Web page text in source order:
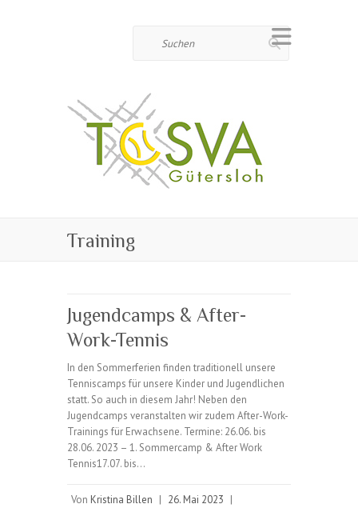
Training
Jugendcamps & After-
Work-Tennis
In den Sommerferien finden traditionell unsere
Tenniscamps für unsere Kinder und Jugendlichen
statt. So auch in diesem Jahr! Neben den
Jugendcamps veranstalten wir zudem After-Work-
Trainings für Erwachsene. Termine: 26.06. bis
28.06. 2023 – 1. Sommercamp & After Work
Tennis17.07. bis…
Von Kristina Billen | 26. Mai 2023 |